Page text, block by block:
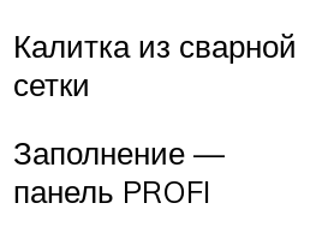
Калитка из сварной
сетки
Заполнение —
панель PROFI